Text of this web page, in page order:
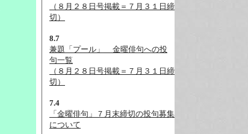
（８月２８日号掲載＝７月３１日締
切）
8.7
兼題「プール」__金曜俳句への投
句一覧
（８月２８日号掲載＝７月３１日締
切）
7.4
「金曜俳句」７月末締切の投句募集
について